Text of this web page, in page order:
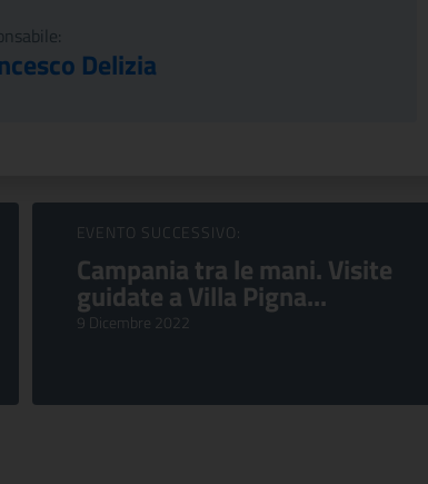
Delizia
EVENTO SUCCESSIVO:
Campania tra le mani. Visite
guidate a Villa Pigna...
9 Dicembre 2022